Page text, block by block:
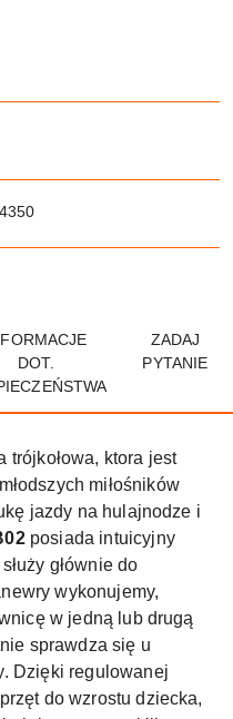
DOT.
ZADAJ
PYTANIE
trójkołowa, ktora jest
miłośników
jazdy na hulajnodze i
posiada intuicyjny
głównie do
wykonujemy,
w jedną lub drugą
sprawdza się u
Dzięki regulowanej
do wzrostu dziecka,